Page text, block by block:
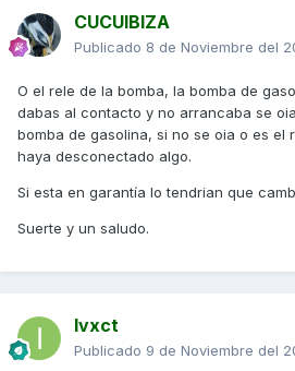
CUCUIBIZA
Publicado 8 de Noviembre del
O el rele de la bomba, la bomba de
dabas al contacto y no arrancaba se
bomba de gasolina, si no se oia o es el
haya desconectado algo.
Si esta en garantía lo tendrian que
Suerte y un saludo.
Ivxct
Publicado 9 de Noviembre del